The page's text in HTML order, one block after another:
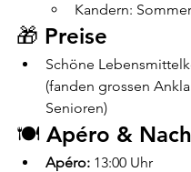
Kandern:
🎁 Preise
Schöne
(fanden grossen
Senioren)
🍽️ Apéro &
Apéro: 13:00 Uhr